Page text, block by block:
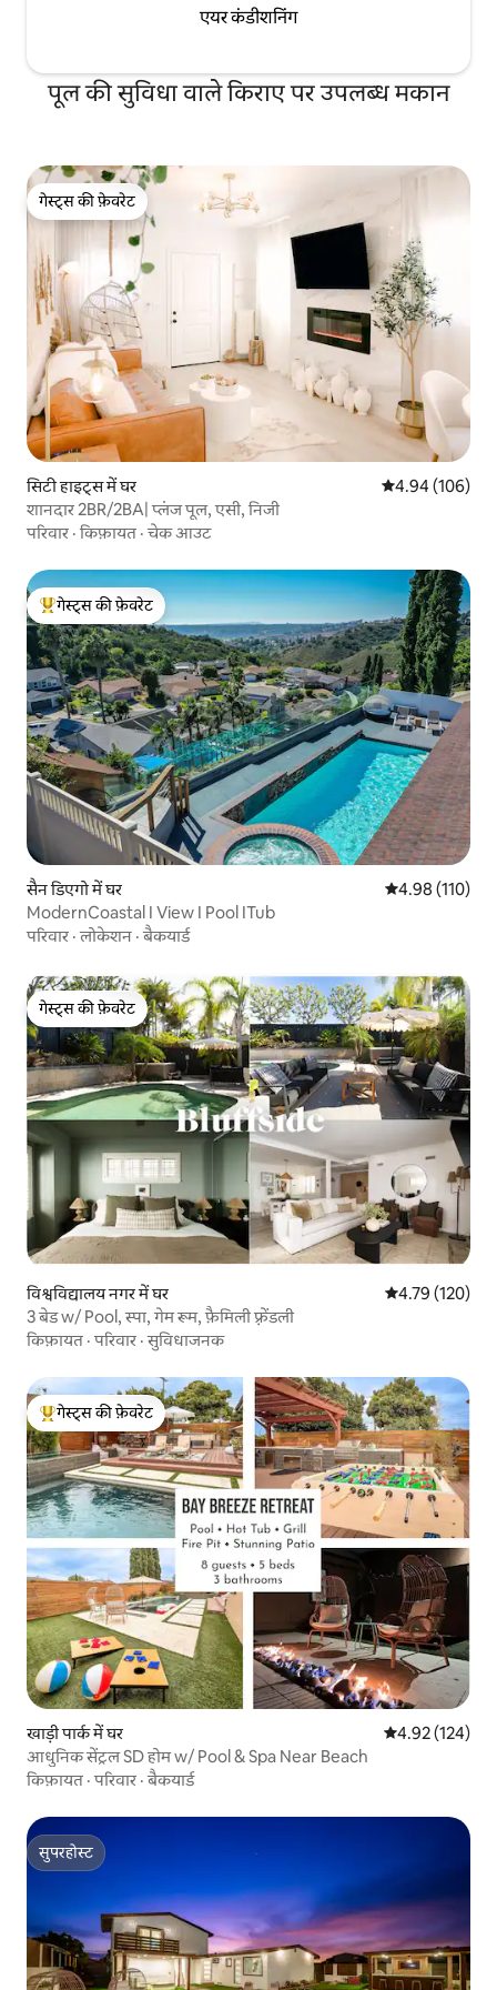
एयर कंडीशनिंग
पूल की सुविधा वाले किराए पर उपलब्ध मकान
गेस्ट्स की फ़ेवरेट
गेस्ट्स की फ़ेवरेट
सिटी हाइट्स में घर औसत रेटिंग 5 में से
4.94 (106)
शानदार 2BR/2BA| प्लंज पूल, एसी, निजी
परिवार ·किफ़ायत ·चेक आउट
गेस्ट्स का टॉप फ़ेवरेट
गेस्ट्स की फ़ेवरेट
सैन डिएगो में घर औसत रेटिंग 5 में से
4.98 (110)
ModernCoastal I View I Pool ITub
परिवार ·लोकेशन ·बैकयार्ड
गेस्ट्स की फ़ेवरेट
गेस्ट्स की फ़ेवरेट
विश्वविद्यालय नगर में घर औसत रेटिंग 5 में से
4.79 (120)
3 बेड w/ Pool, स्पा, गेम रूम, फ़ैमिली फ़्रेंडली
किफ़ायत ·परिवार ·सुविधाजनक
गेस्ट्स का टॉप फ़ेवरेट
गेस्ट्स की फ़ेवरेट
खाड़ी पार्क में घर औसत रेटिंग 5 में से
4.92 (124)
आधुनिक सेंट्रल SD होम w/ Pool & Spa Near Beach
किफ़ायत ·परिवार ·बैकयार्ड
सुपरहोस्ट
सुपरहोस्ट